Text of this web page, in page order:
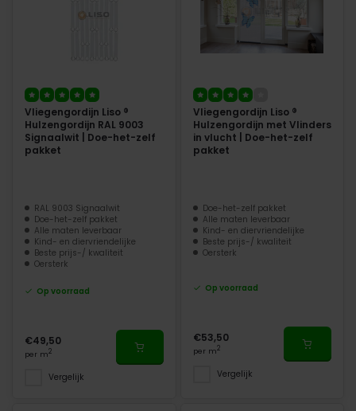
Vliegengordijn Liso ®
Hulzengordijn RAL 9003
Signaalwit | Doe-het-zelf
pakket
RAL 9003 Signaalwit
Doe-het-zelf pakket
Alle maten leverbaar
Kind- en diervriendelijke
Beste prijs-/ kwaliteit
Oersterk
Op voorraad
€49,50
per m2
Vergelijk
Vliegengordijn Liso ®
Hulzengordijn met Vlinders
in vlucht | Doe-het-zelf
pakket
Doe-het-zelf pakket
Alle maten leverbaar
Kind- en diervriendelijke
Beste prijs-/ kwaliteit
Oersterk
Op voorraad
€53,50
per m2
Vergelijk